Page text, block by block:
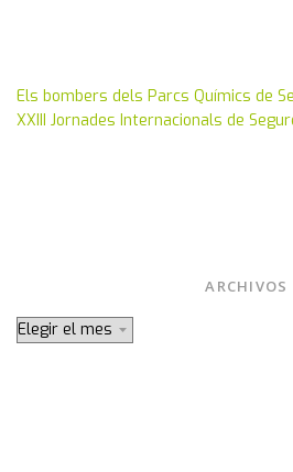
Els bombers dels Parcs Químics de
XXIII Jornades Internacionals de
ARCHIVOS
Archivos